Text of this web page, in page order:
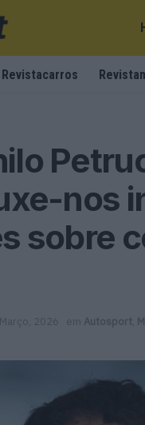
Revistacarros
nos
sobre
2026 em Autosport